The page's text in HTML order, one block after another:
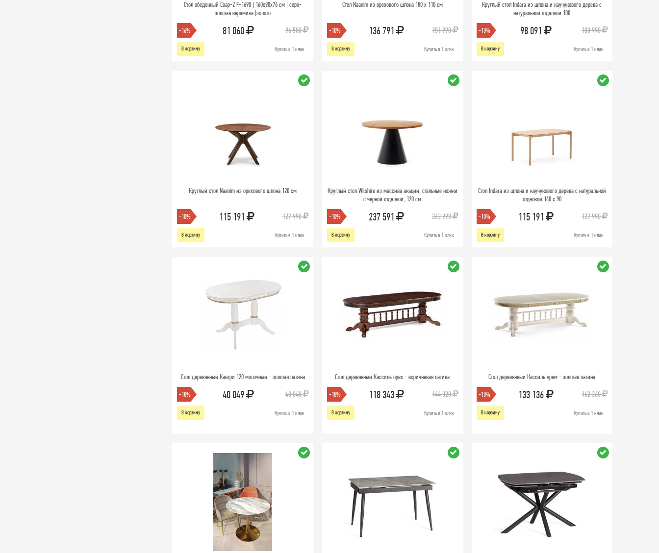
Стол обеденный Соар-2 F-1690 | 160х90х76 см | серо-
золотая керамика |золото
-16% 81 060 96 500
В корзину Купить в 1 клик
Стол Naanim из орехового шпона 180 x 110 см
-10% 136 791 151 990
В корзину Купить в 1 клик
Круглый стол Indara из шпона и каучукового дерева с
натуральной отделкой 100
-10% 98 091 108 990
В корзину Купить в 1 клик
Круглый стол Naanim из орехового шпона 120 см
-10% 115 191 127 990
В корзину Купить в 1 клик
Круглый стол Wilshire из массива акации, стальные ножки
с черной отделкой, 120 см
-10% 237 591 263 990
В корзину Купить в 1 клик
Стол Indara из шпона и каучукового дерева с натуральной
отделкой 140 х 90
-10% 115 191 127 990
В корзину Купить в 1 клик
Стол деревянный Кантри 120 молочный - золотая патина
-18% 40 049 48 840
В корзину Купить в 1 клик
Стол деревянный Кассиль орех - коричневая патина
-18% 118 343 144 320
В корзину Купить в 1 клик
Стол деревянный Кассиль крем - золотая патина
-18% 133 136 162 360
В корзину Купить в 1 клик